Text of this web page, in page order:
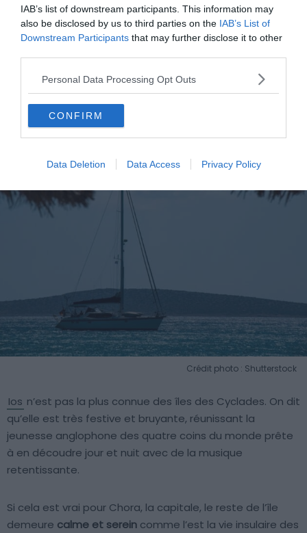
IAB’s list of downstream participants. This information may
also be disclosed by us to third parties on the IAB’s List of
Downstream Participants that may further disclose it to other
Personal Data Processing Opt Outs
CONFIRM
Data Deletion Data Access Privacy Policy
loueurs de bateau ne manquent pas et les skippers sont
aussi nombreux. Tout autour de l’île, les villages
principaux ont chacun un ou plusieurs loueurs pour
particuliers vers qui vous pouvez vous tourner.
Faire une halte à Ios lors d’un tour en
Grèce en voilier
Crédit photo : Shutterstock
Ios n’est pas la plus connue des îles des Cyclades. On dit
qu’elle est très festive et bruyante, réunissant la
jeunesse anglophone des quatre coins du monde prête
à en découdre jour et nuit avec de la musique
retentissante.
Si cela est vrai pour Chora, la capitale, le reste de l’île
demeure calme et serein comme l’est la vie insulaire des